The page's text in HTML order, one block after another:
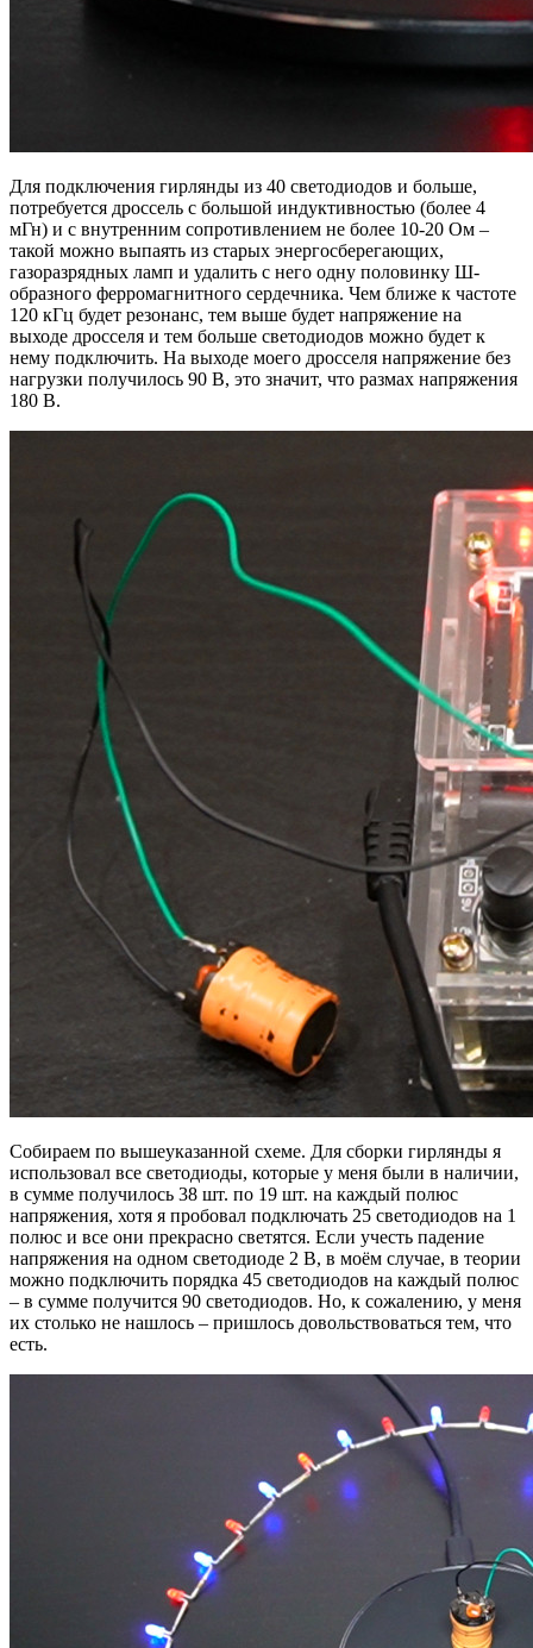
Для подключения гирлянды из 40 светодиодов и больше,
потребуется дроссель с большой индуктивностью (более 4
мГн) и с внутренним сопротивлением не более 10-20 Ом –
такой можно выпаять из старых энергосберегающих,
газоразрядных ламп и удалить с него одну половинку Ш-
образного ферромагнитного сердечника. Чем ближе к частоте
120 кГц будет резонанс, тем выше будет напряжение на
выходе дросселя и тем больше светодиодов можно будет к
нему подключить. На выходе моего дросселя напряжение без
нагрузки получилось 90 В, это значит, что размах напряжения
180 В.
Собираем по вышеуказанной схеме. Для сборки гирлянды я
использовал все светодиоды, которые у меня были в наличии,
в сумме получилось 38 шт. по 19 шт. на каждый полюс
напряжения, хотя я пробовал подключать 25 светодиодов на 1
полюс и все они прекрасно светятся. Если учесть падение
напряжения на одном светодиоде 2 В, в моём случае, в теории
можно подключить порядка 45 светодиодов на каждый полюс
– в сумме получится 90 светодиодов. Но, к сожалению, у меня
их столько не нашлось – пришлось довольствоваться тем, что
есть.